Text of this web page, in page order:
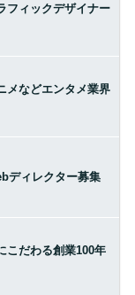
フィックデザイナー
メなどエンタメ業界
ディレクター募集
こだわる創業100年